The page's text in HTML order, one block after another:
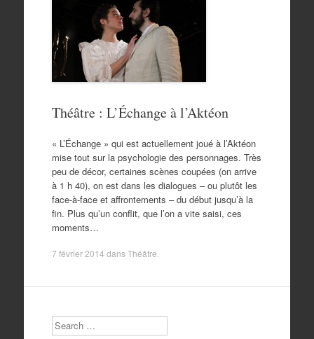
Théâtre : L’Échange à l’Aktéon
« L’Échange » qui est actuellement joué à l’Aktéon
mise tout sur la psychologie des personnages. Très
peu de décor, certaines scènes coupées (on arrive
à 1 h 40), on est dans les dialogues – ou plutôt les
face-à-face et affrontements – du début jusqu’à la
fin. Plus qu’un conflit, que l’on a vite saisi, ces
moments…
7 février 2014 dansThéâtre
Search